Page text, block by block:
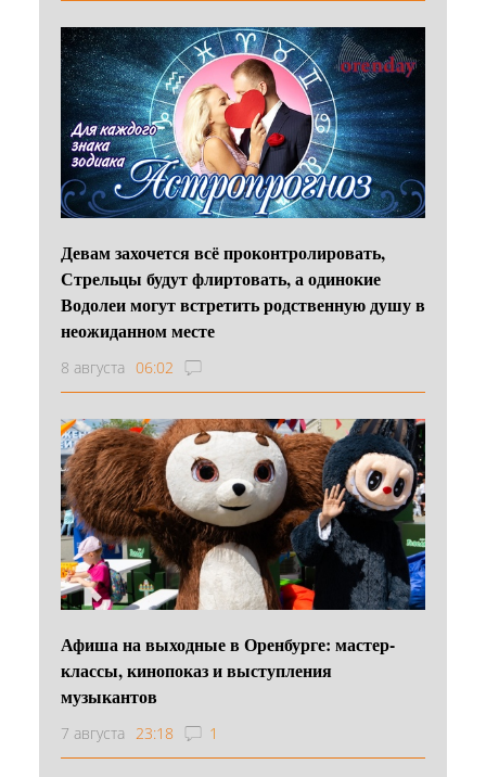
Девам захочется всё проконтролировать,
Стрельцы будут флиртовать, а одинокие
Водолеи могут встретить родственную душу в
неожиданном месте
8 августа 06:02
Афиша на выходные в Оренбурге: мастер-
классы, кинопоказ и выступления
музыкантов
7 августа 23:18 1